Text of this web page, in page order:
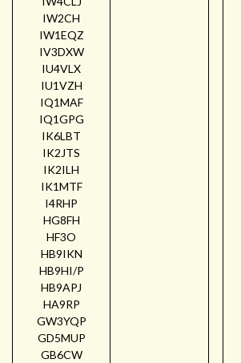
IW2CH
IW1EQZ
IV3DXW
IU4VLX
IU1VZH
IQ1MAF
IQ1GPG
IK6LBT
IK2JTS
IK2ILH
IK1MTF
I4RHP
HG8FH
HF3O
HB9IKN
HB9HI/P
HB9APJ
HA9RP
GW3YQP
GD5MUP
GB6CW